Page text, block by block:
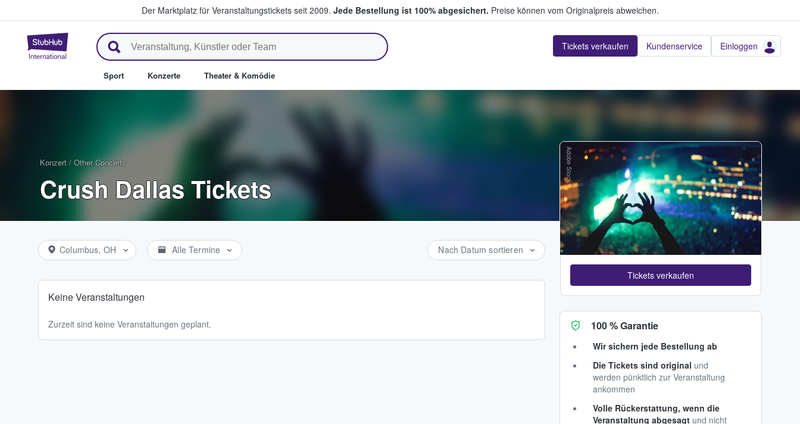
Der Marktplatz für Veranstaltungstickets seit 2009. Jede Bestellung ist 100% abgesichert. Preise können vom Originalpreis abweichen.
StubHub - Wo Fans Tickets kaufen & verkaufen Tickets verkaufen Kundenservice Einloggen
Sport Konzerte Theater & Komödie
Konzert / Other Concerts
Crush Dallas Tickets
Columbus, OH Alle Termine Nach Datum sortieren
Keine Veranstaltungen
Zurzeit sind keine Veranstaltungen geplant.
Adobe Stock
Tickets verkaufen
100 % Garantie
Wir sichern jede Bestellung ab
Die Tickets sind original und
werden pünktlich zur Veranstaltung
ankommen
Volle Rückerstattung, wenn die
Veranstaltung abgesagt und nicht